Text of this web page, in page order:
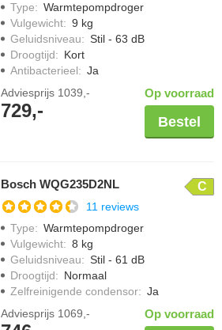
Type: Warmtepompdroger
Vulgewicht: 9 kg
Geluidsniveau: Stil - 63 dB
Droogtijd: Kort
Antibacterieel: Ja
Adviesprijs 1039,-
729,-
Op voorraad
Bestel
Bosch WQG235D2NL C
11 reviews
Type: Warmtepompdroger
Vulgewicht: 8 kg
Geluidsniveau: Stil - 61 dB
Droogtijd: Normaal
Zelfreinigende condensor: Ja
Adviesprijs 1069,- Op voorraad